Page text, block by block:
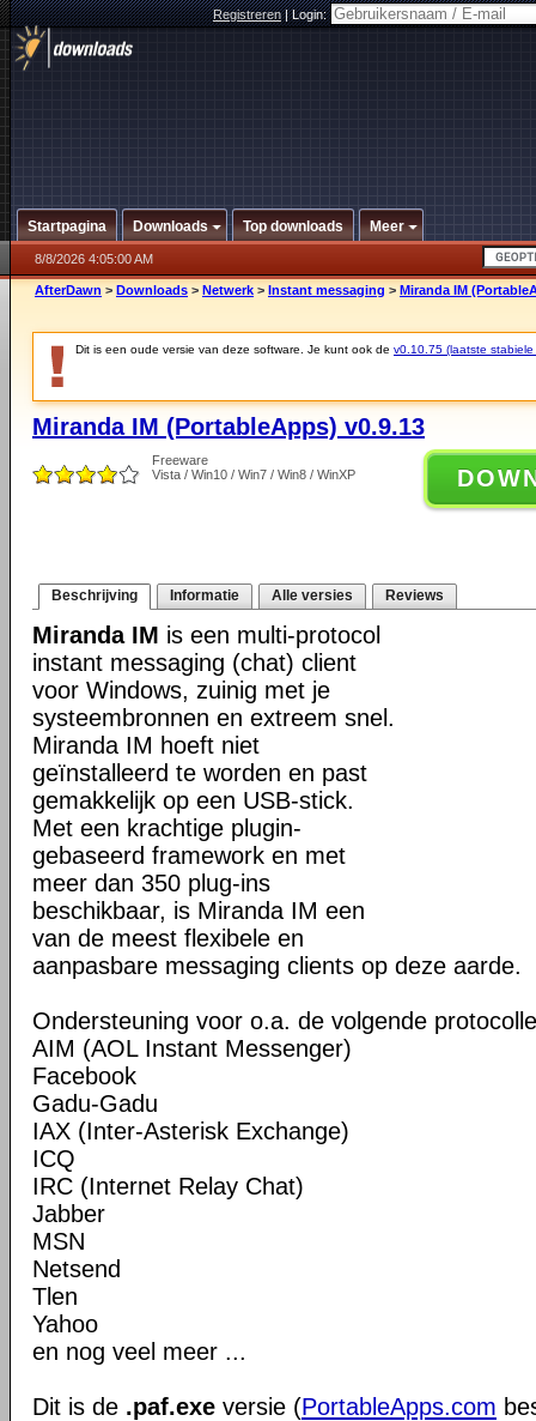
Registreren|Login:
Startpagina Downloads Top downloads Meer
8/8/2026 4:05:00 AM
AfterDawn > Downloads > Netwerk > Instant messaging > Miranda IM
Dit is een oude versie van deze software. Je kunt ook de v0.10.75 (laatste stabiele
Miranda IM (PortableApps) v0.9.13
Freeware
Vista / Win10 / Win7 / Win8 / WinXP
Beschrijving Informatie Alle versies Reviews
Miranda IM is een multi-protocol
instant messaging (chat) client
voor Windows, zuinig met je
systeembronnen en extreem snel.
Miranda IM hoeft niet
geïnstalleerd te worden en past
gemakkelijk op een USB-stick.
Met een krachtige plugin-
gebaseerd framework en met
meer dan 350 plug-ins
beschikbaar, is Miranda IM een
van de meest flexibele en
aanpasbare messaging clients op deze aarde.
Ondersteuning voor o.a. de volgende
AIM (AOL Instant Messenger)
Facebook
Gadu-Gadu
IAX (Inter-Asterisk Exchange)
ICQ
IRC (Internet Relay Chat)
Jabber
MSN
Netsend
Tlen
Yahoo
en nog veel meer ...
Dit is de .paf.exe versie (PortableApps.com